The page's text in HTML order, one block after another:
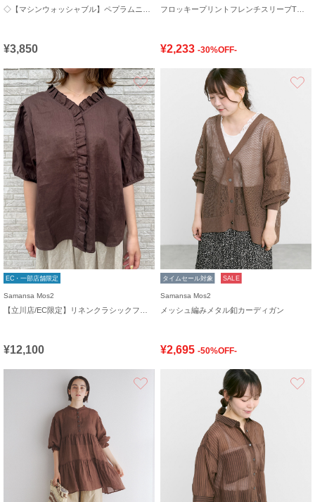
¥3,850 ¥2,233 -30%OFF-
お気に入り
EC・一部店舗限定
Samansa Mos2
¥12,100
タイムセール対象 SALE
Samansa Mos2
メッシュ編みメタル釦カーディガン
¥2,695 -50%OFF-